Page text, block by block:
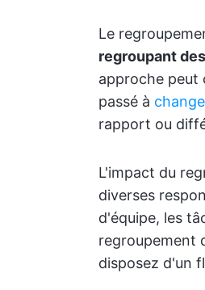
Le
regroupant
approche peut
passé à
rapport ou
L'impact du
diverses
d'équipe, les
regroupement
disposez d'un